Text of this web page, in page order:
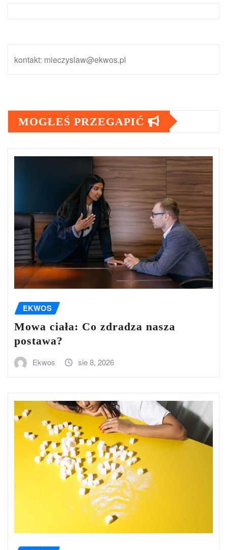
kontakt: mieczyslaw@ekwos.pl
MOGŁEŚ PRZEGAPIĆ
EKWOS
Mowa ciała: Co zdradza nasza
postawa?
Ekwos sie 8, 2026